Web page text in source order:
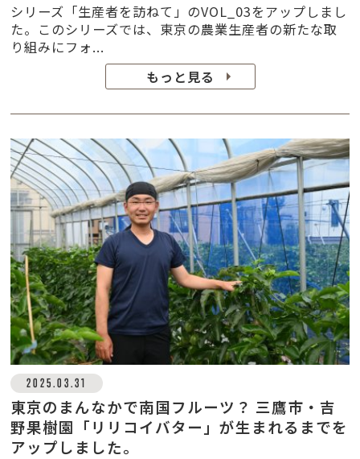
シリーズ「生産者を訪ねて」のVOL_03をアップしまし
た。このシリーズでは、東京の農業生産者の新たな取
り組みにフォ...
もっと見る
2025.03.31
東京のまんなかで南国フルーツ？ 三鷹市・吉
野果樹園「リリコイバター」が生まれるまでを
アップしました。